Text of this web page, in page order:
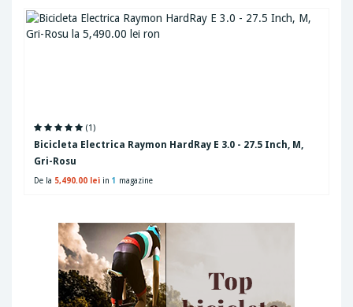
(1)
Bicicleta Electrica Raymon HardRay E 3.0 - 27.5 Inch, M,
Gri-Rosu
De la 5,490.00 lei in 1 magazine